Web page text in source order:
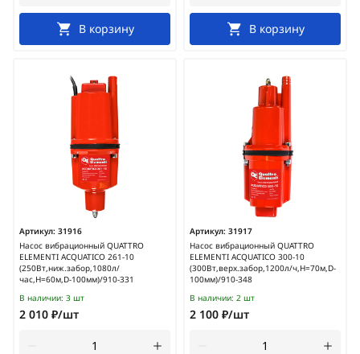
В корзину В корзину
Артикул: 31916
Насос вибрационный QUATTRO
ELEMENTI ACQUATICO 261-10
(250Вт,ниж.забор,1080л/
час,H=60м,D-100мм)/910-331
В наличии: 3 шт
2 010 ₽/шт
Артикул: 31917
Насос вибрационный QUATTRO
ELEMENTI ACQUATICO 300-10
(300Вт,верх.забор,1200л/ч,H=70м,D-
100мм)/910-348
В наличии: 2 шт
2 100 ₽/шт